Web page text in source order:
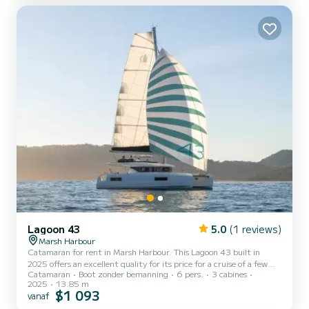
Lagoon 43 5.0 (1 reviews)
Marsh Harbour
Catamaran for rent in Marsh Harbour. This Lagoon 43 built in
2025 offers an excellent quality for its price for a cruise of a few
days or even a few weeks. You are going to have an exceptional
cruise on this catamaran of 14 meters. You will be able to
accommodate up to 6 passengers when cruising and take
Catamaran Boot zonder bemanning 6 pers.
3 cabines
2025
13.85 m
vanaf $1 093